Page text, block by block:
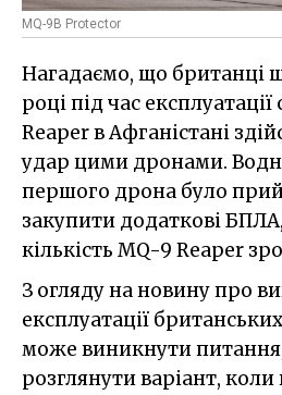
MQ-9B Protector
Нагадаємо, що британці
році під час експлуатації
Reaper в Афганістані
удар цими дронами.
першого дрона було
закупити додаткові
кількість MQ-9 Reaper
З огляду на новину про
експлуатації
може виникнути
розглянути варіант,